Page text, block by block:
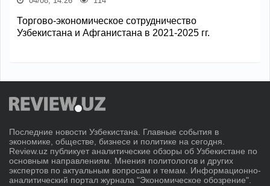
Торгово-экономическое сотрудничество
Узбекистана и Афганистана в 2021-2025 гг.
Последние новости Узбекистана. Главные события в
экономике, обществе, бизнесе и политике на сегодня.
Review.uz публикует аналитические обзоры об Узбекистане по
основным направлениям. Мнения политологов и других
экспертов по актуальным вопросам и темам. Информационно-
аналитический портал журнала "Экономическое обозрение".